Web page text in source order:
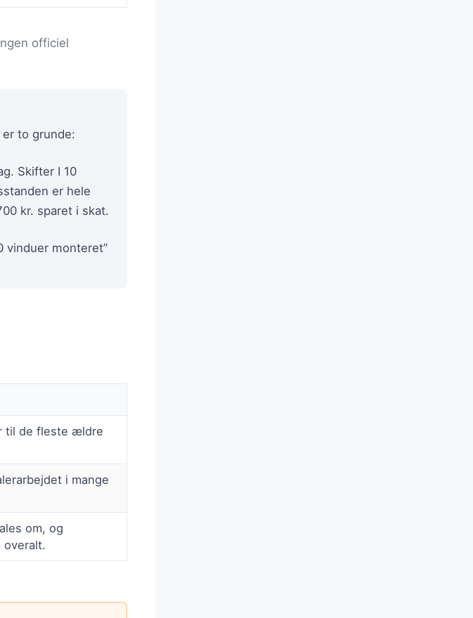
officiel
er to grunde:
Skifter I 10
er hele
kr. sparet i skat.
vinduer monteret”
til de fleste ældre
i mange
om, og
overalt.